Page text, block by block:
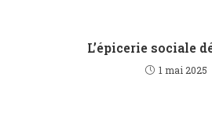
L’épicerie sociale
1 mai 2025